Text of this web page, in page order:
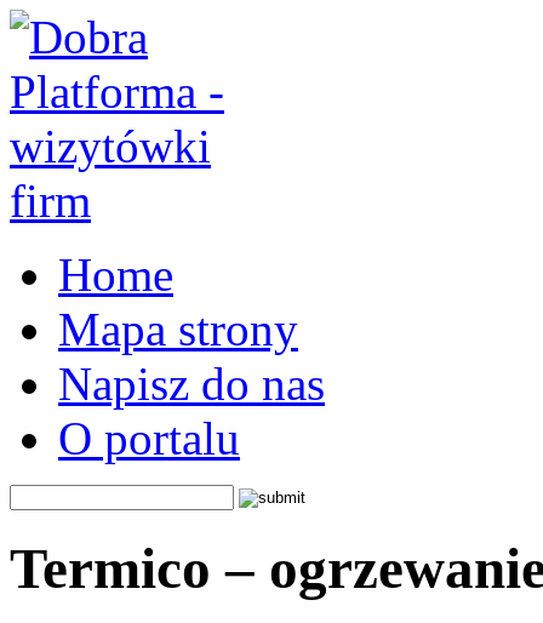
Home
Mapa strony
Napisz do nas
O portalu
Termico –